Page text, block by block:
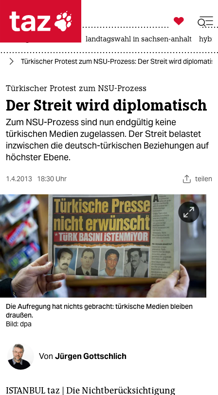
 taz zahl ich
taz zahl ich
themen
politik
öko
gesellschaft
kultur
sport
berlin
nord
wahrheit
verlag
verlag
veranstaltungen
shop
fragen & hilfe

taz zahl ich
landtagswahl in sachsen-anhalt
Türkischer Protest zum NSU-Prozess: Der Streit wird
Türkischer Protest zum NSU-Prozess
Der Streit wird diplomatisch
Zum NSU-Prozess sind nun endgültig keine
türkischen Medien zugelassen. Der Streit belastet
inzwischen die deutsch-türkischen Beziehungen auf
höchster Ebene.
1.4.2013 18:30 Uhr teilen
Die Aufregung hat nichts gebracht: türkische Medien bleiben
draußen.
Bild: dpa
Von Jürgen Gottschlich
ISTANBUL taz | Die Nichtberücksichtigung